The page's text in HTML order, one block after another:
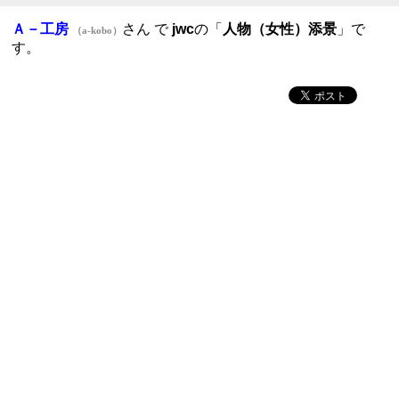
Ａ－工房 （a-kobo） さん で jwcの「 人物（女性）添景 」で
す。